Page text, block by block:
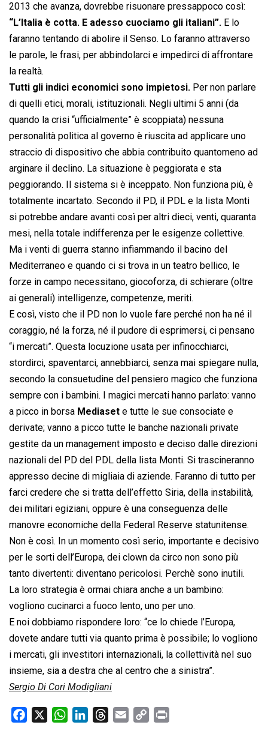
2013 che avanza, dovrebbe risuonare pressappoco così:
“L’Italia è cotta. E adesso cuociamo gli italiani”. E lo
faranno tentando di abolire il Senso. Lo faranno attraverso
le parole, le frasi, per abbindolarci e impedirci di affrontare
la realtà.
Tutti gli indici economici sono impietosi. Per non parlare
di quelli etici, morali, istituzionali. Negli ultimi 5 anni (da
quando la crisi “ufficialmente” è scoppiata) nessuna
personalità politica al governo è riuscita ad applicare uno
straccio di dispositivo che abbia contribuito quantomeno ad
arginare il declino. La situazione è peggiorata e sta
peggiorando. Il sistema si è inceppato. Non funziona più, è
totalmente incartato. Secondo il PD, il PDL e la lista Monti
si potrebbe andare avanti così per altri dieci, venti, quaranta
mesi, nella totale indifferenza per le esigenze collettive.
Ma i venti di guerra stanno infiammando il bacino del
Mediterraneo e quando ci si trova in un teatro bellico, le
forze in campo necessitano, giocoforza, di schierare (oltre
ai generali) intelligenze, competenze, meriti.
E così, visto che il PD non lo vuole fare perché non ha né il
coraggio, né la forza, né il pudore di esprimersi, ci pensano
“i mercati”. Questa locuzione usata per infinocchiarci,
stordirci, spaventarci, annebbiarci, senza mai spiegare nulla,
secondo la consuetudine del pensiero magico che funziona
sempre con i bambini. I magici mercati hanno parlato: vanno
a picco in borsa Mediaset e tutte le sue consociate e
derivate; vanno a picco tutte le banche nazionali private
gestite da un management imposto e deciso dalle direzioni
nazionali del PD del PDL della lista Monti. Si trascineranno
appresso decine di migliaia di aziende. Faranno di tutto per
farci credere che si tratta dell’effetto Siria, della instabilità,
dei militari egiziani, oppure è una conseguenza delle
manovre economiche della Federal Reserve statunitense.
Non è così. In un momento così serio, importante e decisivo
per le sorti dell’Europa, dei clown da circo non sono più
tanto divertenti: diventano pericolosi. Perchè sono inutili.
La loro strategia è ormai chiara anche a un bambino:
vogliono cucinarci a fuoco lento, uno per uno.
E noi dobbiamo rispondere loro: “ce lo chiede l’Europa,
dovete andare tutti via quanto prima è possibile; lo vogliono
i mercati, gli investitori internazionali, la collettività nel suo
insieme, sia a destra che al centro che a sinistra”.
Sergio Di Cori Modigliani
W